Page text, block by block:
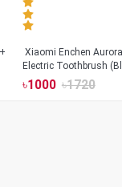
Xiaomi Enchen
Electric Toothbrush
৳1000 ৳1720